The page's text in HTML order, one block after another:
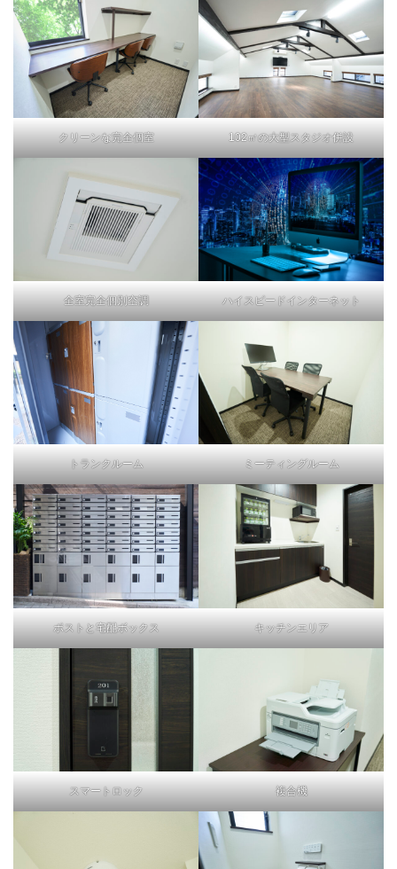
クリーンな完全個室 102㎡の大型スタジオ併設
全室完全個別空調 ハイスピードインターネット
トランクルーム ミーティングルーム
ポストと宅配ボックス キッチンエリア
スマートロック 複合機